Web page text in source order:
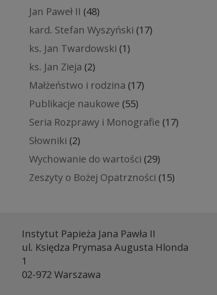
Jan Paweł II (48)
kard. Stefan Wyszyński (17)
ks. Jan Twardowski (1)
ks. Jan Zieja (2)
Małżeństwo i rodzina (17)
Publikacje naukowe (55)
Seria Rozprawy i Monografie (17)
Słowniki (2)
Wychowanie do wartości (29)
Zeszyty o Bożej Opatrzności (15)
Instytut Papieża Jana Pawła II
ul. Księdza Prymasa Augusta Hlonda
1
02-972 Warszawa